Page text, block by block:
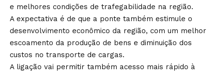
e melhores condições de trafegabilidade na região.
A expectativa é de que a ponte também estimule o
desenvolvimento econômico da região, com um melhor
escoamento da produção de bens e diminuição dos
custos no transporte de cargas.
A ligação vai permitir também acesso mais rápido à